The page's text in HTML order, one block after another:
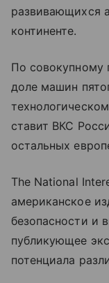
развивающихся
континенте.
По совокупному
доле машин
ставит ВКС
остальных
The National
американское
безопасности и
публикующее
потенциала